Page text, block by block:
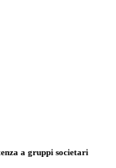
a gruppi societari